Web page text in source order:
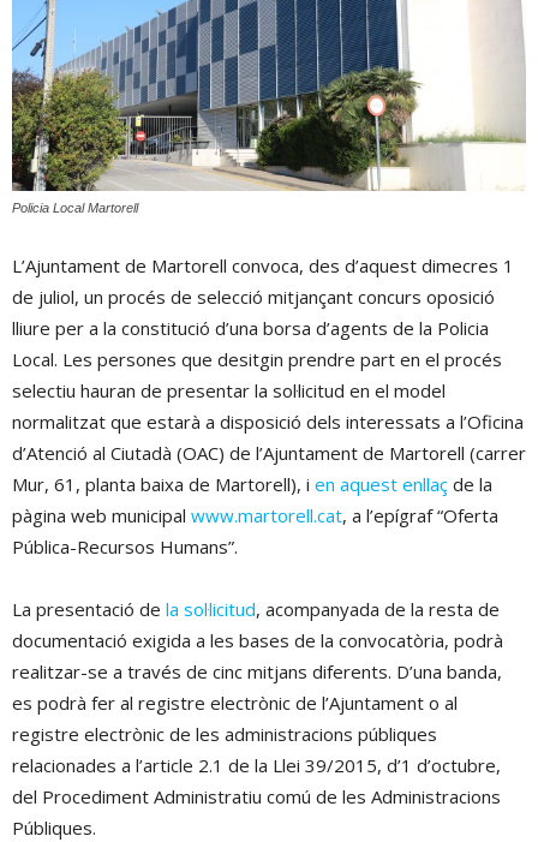
Policia Local Martorell
L’Ajuntament de Martorell convoca, des d’aquest dimecres 1
de juliol, un procés de selecció mitjançant concurs oposició
lliure per a la constitució d’una borsa d’agents de la Policia
Local. Les persones que desitgin prendre part en el procés
selectiu hauran de presentar la sol·licitud en el model
normalitzat que estarà a disposició dels interessats a l’Oficina
d’Atenció al Ciutadà (OAC) de l’Ajuntament de Martorell (carrer
Mur, 61, planta baixa de Martorell), i en aquest enllaç de la
pàgina web municipal www.martorell.cat, a l’epígraf “Oferta
Pública-Recursos Humans”.
La presentació de la sol·licitud, acompanyada de la resta de
documentació exigida a les bases de la convocatòria, podrà
realitzar-se a través de cinc mitjans diferents. D’una banda,
es podrà fer al registre electrònic de l’Ajuntament o al
registre electrònic de les administracions públiques
relacionades a l’article 2.1 de la Llei 39/2015, d’1 d’octubre,
del Procediment Administratiu comú de les Administracions
Públiques.